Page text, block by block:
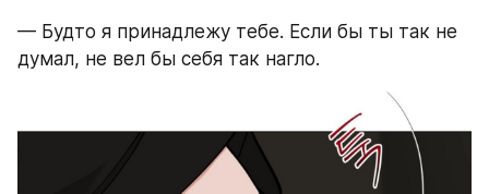
— Будто я принадлежу тебе. Если бы ты так не
думал, не вел бы себя так нагло.